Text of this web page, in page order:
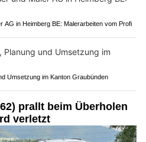
AG in Heimberg BE: Malerarbeiten vom Profi
Umsetzung im Kanton Graubünden
prallt beim Überholen
verletzt